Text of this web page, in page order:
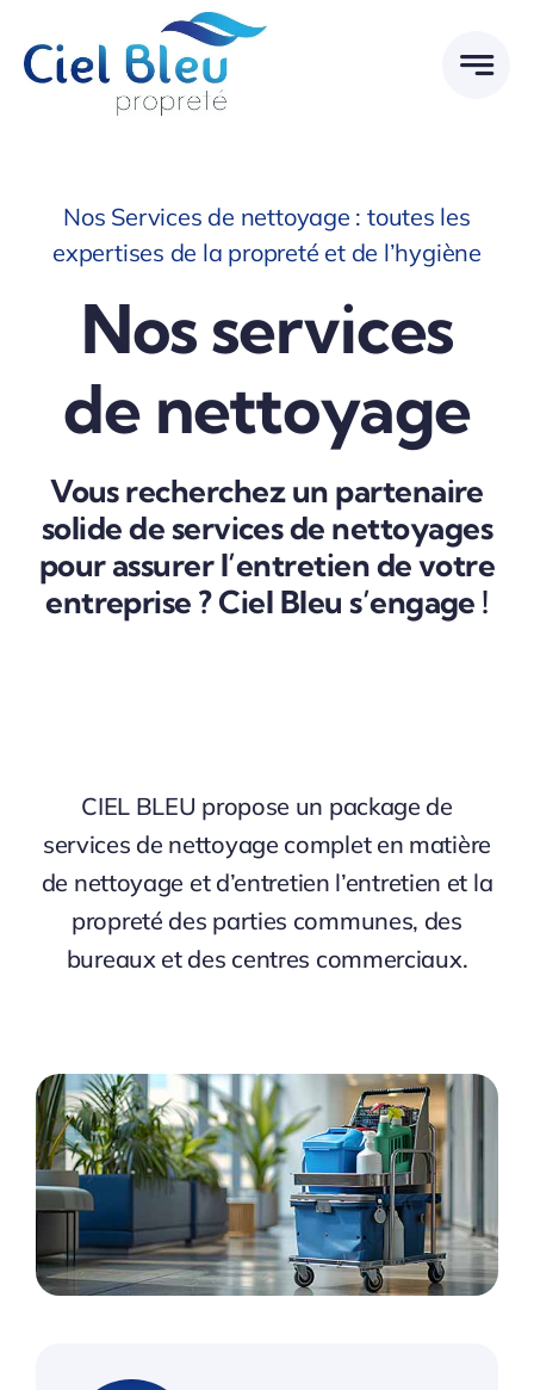
contenu
Nos Services de nettoyage : toutes les
expertises de la propreté et de l’hygiène
Nos services
de nettoyage
Vous recherchez un partenaire
solide de services de nettoyages
pour assurer l’entretien de votre
entreprise ? Ciel Bleu s’engage !
CIEL BLEU propose un package de
services de nettoyage complet en matière
de nettoyage et d’entretien l’entretien et la
propreté des parties communes, des
bureaux et des centres commerciaux.